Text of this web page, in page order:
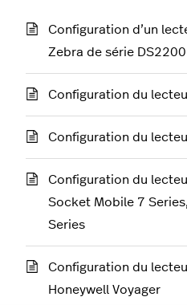
Configuration d’un
Zebra de série DS2200
Configuration du
Configuration du
Configuration du
Socket Mobile 7
Series
Configuration du
Honeywell Voyager